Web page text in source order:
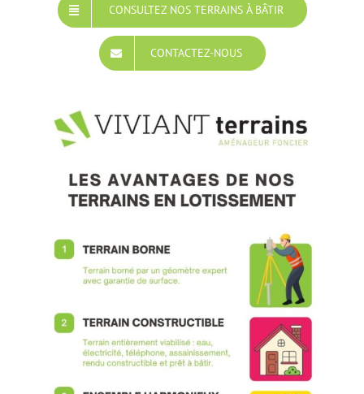
CONSULTEZ NOS TERRAINS À BÂTIR
CONTACTEZ-NOUS